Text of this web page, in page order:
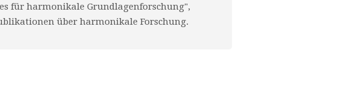
für harmonikale Grundlagenforschung",
über harmonikale Forschung.